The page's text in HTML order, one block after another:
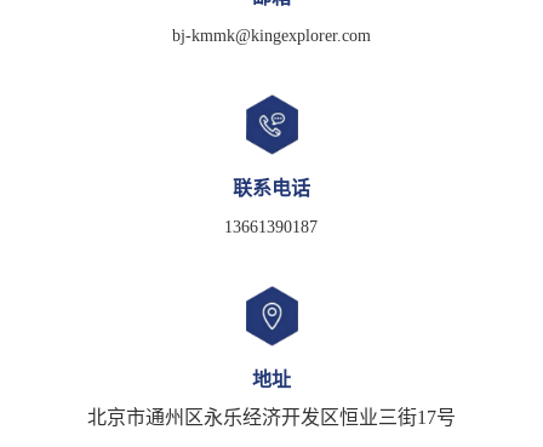
bj-kmmk@kingexplorer.com
联系电话
13661390187
地址
北京市通州区永乐经济开发区恒业三街17号